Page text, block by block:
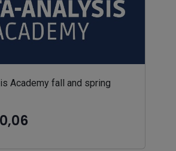
Academy fall and spring